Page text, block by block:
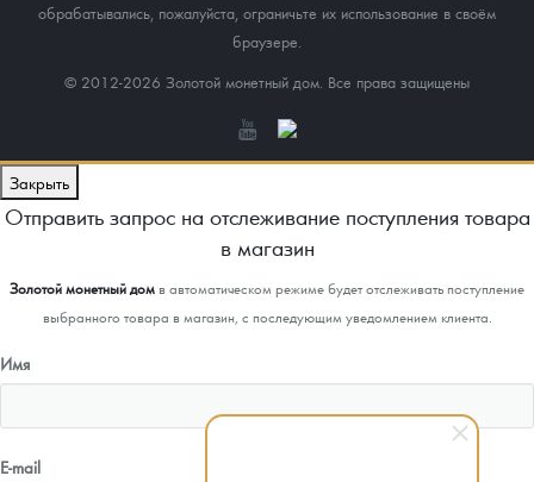
обрабатывались, пожалуйста, ограничьте их использование в своём
браузере.
© 2012-2026 Золотой монетный дом. Все права защищены
Закрыть
Отправить запрос на отслеживание поступления товара
в магазин
Золотой монетный домв автоматическом режиме будет отслеживать поступление
выбранного товара в магазин, с последующим уведомлением клиента.
Имя
E-mail